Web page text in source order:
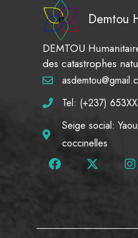
Demtou
DEMTOU
des catastrophes
Tel: (+237)
Seige social:
coccinelles